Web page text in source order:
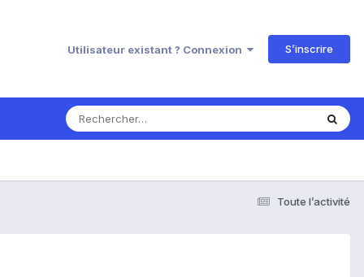
Utilisateur existant ? Connexion S’inscrire
Toute l’activité